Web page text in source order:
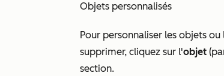
Objets personnalisés
Pour personnaliser les objets
supprimer, cliquez sur l'objet
section.